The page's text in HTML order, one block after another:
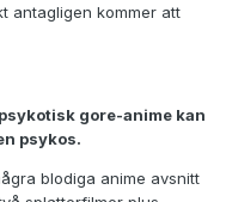
antagligen kommer att
gore-anime kan
psykos.
blodiga anime avsnitt